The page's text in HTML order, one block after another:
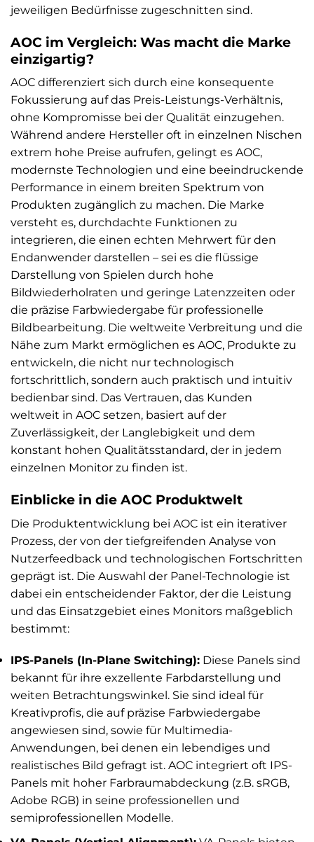
jeweiligen Bedürfnisse zugeschnitten sind.
AOC im Vergleich: Was macht die Marke
einzigartig?
AOC differenziert sich durch eine konsequente
Fokussierung auf das Preis-Leistungs-Verhältnis,
ohne Kompromisse bei der Qualität einzugehen.
Während andere Hersteller oft in einzelnen Nischen
extrem hohe Preise aufrufen, gelingt es AOC,
modernste Technologien und eine beeindruckende
Performance in einem breiten Spektrum von
Produkten zugänglich zu machen. Die Marke
versteht es, durchdachte Funktionen zu
integrieren, die einen echten Mehrwert für den
Endanwender darstellen – sei es die flüssige
Darstellung von Spielen durch hohe
Bildwiederholraten und geringe Latenzzeiten oder
die präzise Farbwiedergabe für professionelle
Bildbearbeitung. Die weltweite Verbreitung und die
Nähe zum Markt ermöglichen es AOC, Produkte zu
entwickeln, die nicht nur technologisch
fortschrittlich, sondern auch praktisch und intuitiv
bedienbar sind. Das Vertrauen, das Kunden
weltweit in AOC setzen, basiert auf der
Zuverlässigkeit, der Langlebigkeit und dem
konstant hohen Qualitätsstandard, der in jedem
einzelnen Monitor zu finden ist.
Einblicke in die AOC Produktwelt
Die Produktentwicklung bei AOC ist ein iterativer
Prozess, der von der tiefgreifenden Analyse von
Nutzerfeedback und technologischen Fortschritten
geprägt ist. Die Auswahl der Panel-Technologie ist
dabei ein entscheidender Faktor, der die Leistung
und das Einsatzgebiet eines Monitors maßgeblich
bestimmt:
IPS-Panels (In-Plane Switching): Diese Panels sind
bekannt für ihre exzellente Farbdarstellung und
weiten Betrachtungswinkel. Sie sind ideal für
Kreativprofis, die auf präzise Farbwiedergabe
angewiesen sind, sowie für Multimedia-
Anwendungen, bei denen ein lebendiges und
realistisches Bild gefragt ist. AOC integriert oft IPS-
Panels mit hoher Farbraumabdeckung (z.B. sRGB,
Adobe RGB) in seine professionellen und
semiprofessionellen Modelle.